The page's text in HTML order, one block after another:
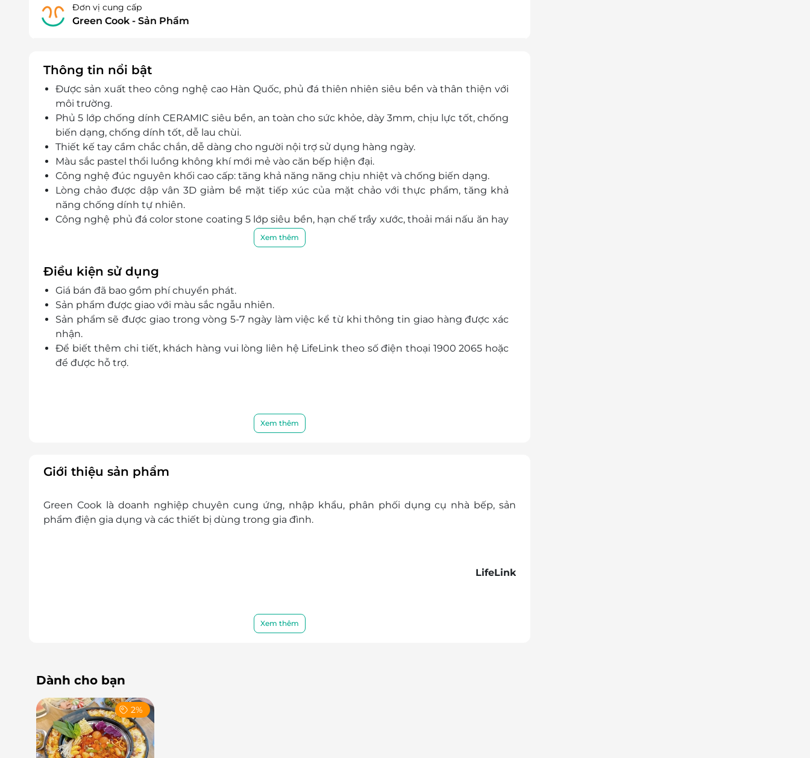
Đơn vị cung cấp
Green Cook - Sản Phẩm
Thông tin nổi bật
Được sản xuất theo công nghệ cao Hàn Quốc, phủ đá thiên nhiên siêu bền và thân thiện với
môi trường.
Phủ 5 lớp chống dính CERAMIC siêu bền, an toàn cho sức khỏe, dày 3mm, chịu lực tốt, chống
biến dạng, chống dính tốt, dễ lau chùi.
Thiết kế tay cầm chắc chắn, dễ dàng cho người nội trợ sử dụng hàng ngày.
Màu sắc pastel thổi luồng không khí mới mẻ vào căn bếp hiện đại.
Công nghệ đúc nguyên khối cao cấp: tăng khả năng năng chịu nhiệt và chống biến dạng.
Lòng chảo được dập vân 3D giảm bề mặt tiếp xúc của mặt chảo với thực phẩm, tăng khả
năng chống dính tự nhiên.
Công nghệ phủ đá color stone coating 5 lớp siêu bền, hạn chế trầy xước, thoải mái nấu ăn hay
Sản phẩm không chứa các chất gây nguy hiểm như PFOA, chì, Cadimi và không phát sinh các
Lan tỏa nhiệt nhanh và đều, tiết kiệm năng lượng và giúp thực phẩm chín đều và giữ nguyên
được hương vị của món ăn.
Nắp nồi bằng kính cường lực trong suốt dày dặn, chịu nhiệt tốt với phần núm bằng nhựa
cách nhiệt. Viền inox chắc chắn giúp hạn chế nguy cơ nứt vỡ nếu chẳng may bị rơi.
Nồi được cấu tạo đáy từ nên sử dụng được trên mọi loại bếp: bếp từ, bếp gas, bếp hồng ngoại
...
Đường kính: 18 cm
Xem thêm
Điều kiện sử dụng
Giá bán đã bao gồm phí chuyển phát.
Sản phẩm được giao với màu sắc ngẫu nhiên.
Sản phẩm sẽ được giao trong vòng 5-7 ngày làm việc kể từ khi thông tin giao hàng được xác
nhận.
Để biết thêm chi tiết, khách hàng vui lòng liên hệ LifeLink theo số điện thoại 1900 2065 hoặc
để được hỗ trợ.
Xem thêm
Giới thiệu sản phẩm
Green Cook là doanh nghiệp chuyên cung ứng, nhập khẩu, phân phối dụng cụ nhà bếp, sản
phẩm điện gia dụng và các thiết bị dùng trong gia đình.
LifeLink
Xem thêm
Dành cho bạn
2%